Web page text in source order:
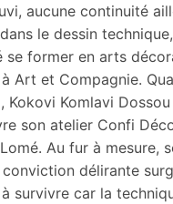
aucune continuité
le dessin
se former en arts
Art et Compagnie.
Komlavi
son atelier Confi
Au fur à mesure,
délirante
survivre car la